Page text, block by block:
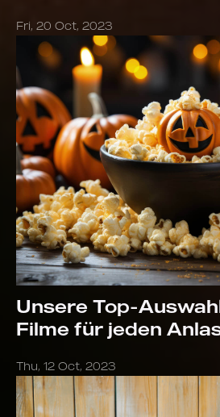
Fri, 20 Oct, 2023
Unsere Top-
Filme für jeden
Thu, 12 Oct, 2023